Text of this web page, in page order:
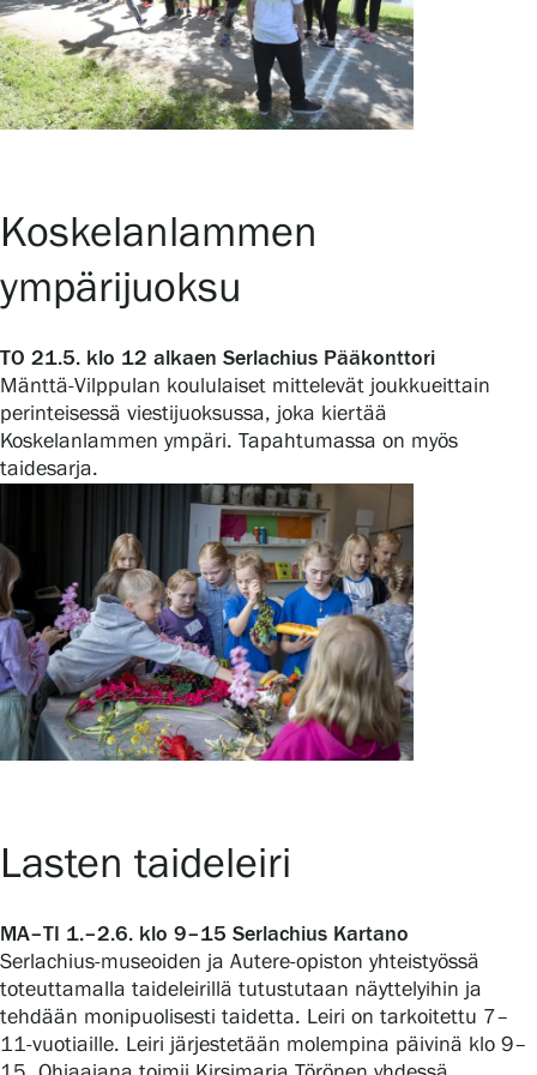
Koskelanlammen
ympärijuoksu
TO 21.5. klo 12 alkaen Serlachius Pääkonttori
Mänttä-Vilppulan koululaiset mittelevät joukkueittain
perinteisessä viestijuoksussa, joka kiertää
Koskelanlammen ympäri. Tapahtumassa on myös
taidesarja.
Lasten taideleiri
MA–TI 1.–2.6. klo 9–15 Serlachius Kartano
Serlachius-museoiden ja Autere-opiston yhteistyössä
toteuttamalla taideleirillä tutustutaan näyttelyihin ja
tehdään monipuolisesti taidetta. Leiri on tarkoitettu 7–
11-vuotiaille. Leiri järjestetään molempina päivinä klo 9–